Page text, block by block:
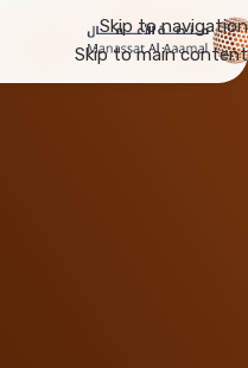
Skip to navigation
Skip to main content